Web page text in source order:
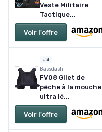
Veste Militaire
Tactique...
Voir l'offre
#4
Bassdash
FV08 Gilet de
pêche à la mouche
ultra lé...
Voir l'offre